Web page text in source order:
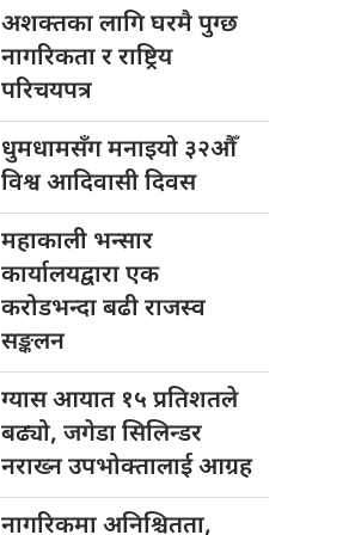
अशक्तका लागिघरमै पुग्छ
नागरिकता र राष्ट्रिय
परिचयपत्र
धुमधामसँग मनाइयो ३२औँ
विश्व आदिवासी दिवस
महाकाली भन्सार
कार्यालयद्वारा एक
करोडभन्दा बढी राजस्व
सङ्कलन
ग्यास आयात १५ प्रतिशतले
बढ्यो, जगेडा सिलिन्डर
नराख्न उपभोक्तालाई आग्रह
नागरिकमा अनिश्चितता,